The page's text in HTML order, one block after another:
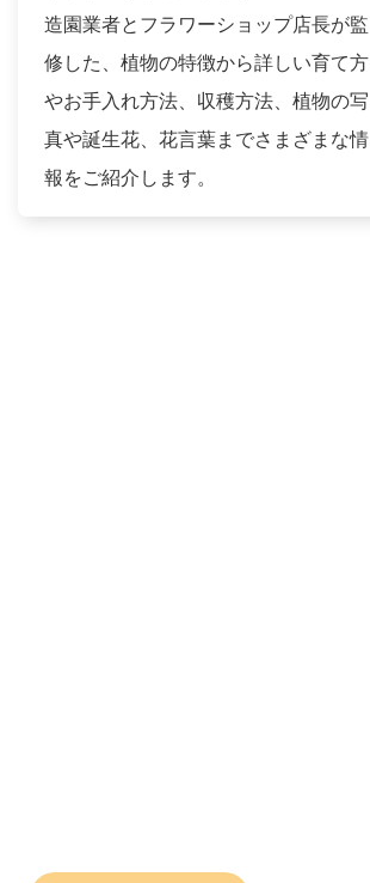
造園業者とフラワーショップ店長が監
修した、植物の特徴から詳しい育て方
やお手入れ方法、収穫方法、植物の写
真や誕生花、花言葉までさまざまな情
報をご紹介します。